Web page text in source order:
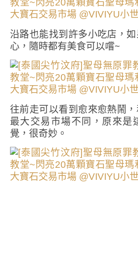
沿路也能找到許多小吃店，
心，隨時都有美食可以嚐~
往前走可以看到愈來愈熱鬧
最大交易市場不同，原來是
覺，很奇妙。